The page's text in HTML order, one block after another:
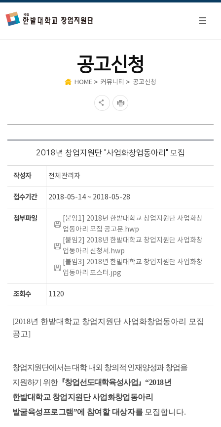
공고신청
HOME > 커뮤니티 > 공고신청
2018년 창업지원단 "사업화창업동아리" 모집
작성자 전체관리자
접수기간 2018-05-14 ~ 2018-05-28
첨부파일
[붙임1] 2018년 한밭대학교 창업지원단 사업화창
업동아리 모집 공고문.hwp
[붙임2] 2018년 한밭대학교 창업지원단 사업화창
업동아리 신청서.hwp
[붙임3] 2018년 한밭대학교 창업지원단 사업화창
업동아리 포스터.jpg
조회수 1120
[2018년 한밭대학교 창업지원단 사업화창업동아리 모집
공고]
창업지원단에서는 대학 내외 창의적 인재양성과 창업을
지원하기 위한『창업선도대학육성사업 』“2018년
한밭대학교 창업지원단 사업화창업동아리
발굴육성프로그램”에 참여할 대상자를 모집합니다.